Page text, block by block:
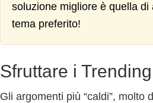
soluzione migliore è quella di
tema preferito!
Sfruttare i
Gli argomenti più “caldi”,